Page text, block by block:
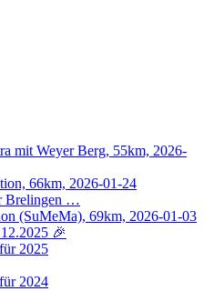
mit Weyer Berg, 55km, 2026-
66km, 2026-01-24
Brelingen …
(SuMeMa), 69km, 2026-01-03
🎉
2025
2024